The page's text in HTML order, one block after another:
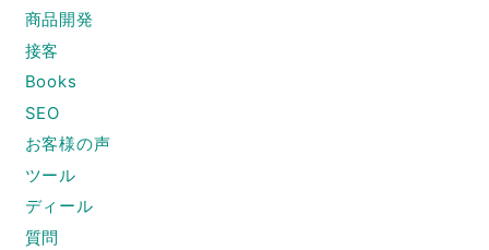
商品開発
接客
Books
SEO
お客様の声
ツール
ディール
質問